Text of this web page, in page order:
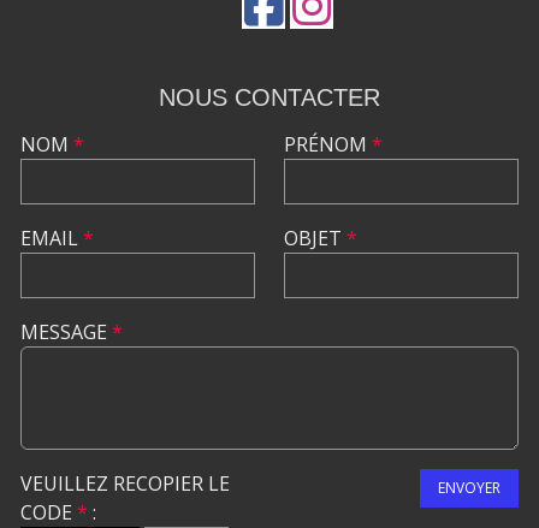
NOUS CONTACTER
NOM *
EMAIL*
PRÉNOM *
OBJET *
MESSAGE *
VEUILLEZ RECOPIER LE
CODE * :
ENVOYER